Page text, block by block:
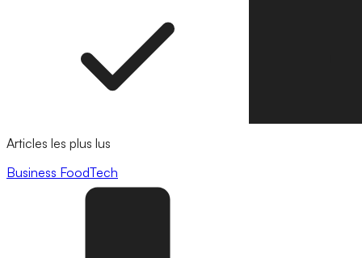
Articles les plus lus
Business FoodTech